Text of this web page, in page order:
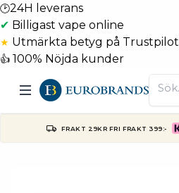
🕑24H leverans
✔ Billigast vape online
★ Utmärkta betyg på Trustpilot
👍 100% Nöjda kunder
FRAKT 29KR FRI FRAKT 399:-